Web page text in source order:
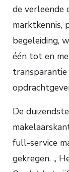
de verleende
marktkennis,
begeleiding,
één tot en
De
full-service
gekregen. ,,